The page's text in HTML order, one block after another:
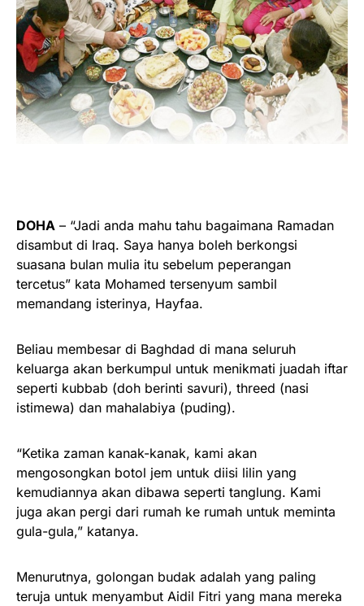
DOHA – “Jadi anda mahu tahu bagaimana Ramadan
disambut di Iraq. Saya hanya boleh berkongsi
suasana bulan mulia itu sebelum peperangan
tercetus” kata Mohamed tersenyum sambil
memandang isterinya, Hayfaa.
Beliau membesar di Baghdad di mana seluruh
keluarga akan berkumpul untuk menikmati juadah iftar
seperti kubbab (doh berinti savuri), threed (nasi
istimewa) dan mahalabiya (puding).
“Ketika zaman kanak-kanak, kami akan
mengosongkan botol jem untuk diisi lilin yang
kemudiannya akan dibawa seperti tanglung. Kami
juga akan pergi dari rumah ke rumah untuk meminta
gula-gula,” katanya.
Menurutnya, golongan budak adalah yang paling
teruja untuk menyambut Aidil Fitri yang mana mereka